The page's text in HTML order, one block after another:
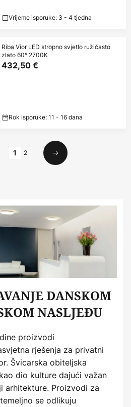
Vrijeme isporuke: 3 - 4 tjedna
Riba Vior LED stropno svjetlo ružičasto
zlato 60° 2700K
432,50 €
Rok isporuke: 11 - 16 dana
1 2
Sljedeći
DANSKOM
NASLJEĐU
proizvodi
rješenja za privatni
Švicarska obiteljska
dio kulture dajući važan
arhitekture. Proizvodi za
se odlikuju